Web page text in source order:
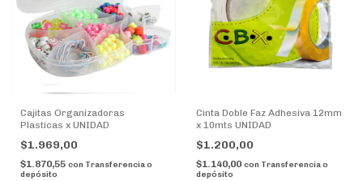
Cajitas Organizadoras
Plasticas x UNIDAD
$1.969,00
$1.870,55 con Transferencia o
depósito
Cinta Doble Faz Adhesiva 12mm
x 10mts UNIDAD
$1.200,00
$1.140,00 con Transferencia o
depósito